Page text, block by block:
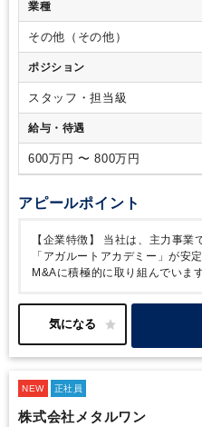
関、仲介、FAなど問わず）
業種
その他（その他）
ポジション
スタッフ・担当級
給与・待遇
600万円 〜 800万円
アピールポイント
【企業特徴】
当社は、主力事業
「アガルートアカデミー」が安
M&Aに積極的に取り組んでいま
てM&Aを推進していく方針です
い、買収企業への業務コンサル
WEB面接の活用など、生産性向
2025年4月1日に新設され、現
イトオフィスもございます。ご
NEW 正社員
株式会社メタルワン